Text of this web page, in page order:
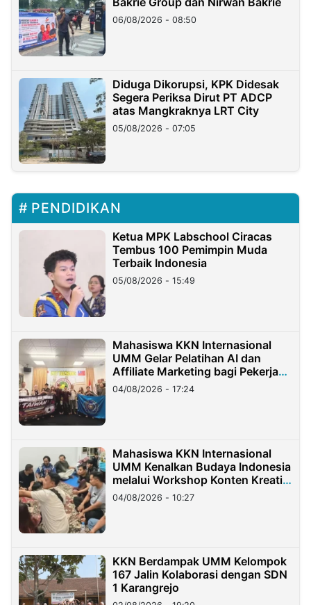
06/08/2026 - 08:50
Diduga Dikorupsi, KPK Didesak
Segera Periksa Dirut PT ADCP
atas Mangkraknya LRT City
05/08/2026 - 07:05
PENDIDIKAN
Ketua MPK Labschool Ciracas
Tembus 100 Pemimpin Muda
Terbaik Indonesia
05/08/2026 - 15:49
Mahasiswa KKN Internasional
UMM Gelar Pelatihan AI dan
Affiliate Marketing bagi Pekerja
Migran Indonesia di Taiwan
04/08/2026 - 17:24
Mahasiswa KKN Internasional
UMM Kenalkan Budaya Indonesia
melalui Workshop Konten Kreatif
di Taiwan
04/08/2026 - 10:27
KKN Berdampak UMM Kelompok
167 Jalin Kolaborasi dengan SDN
1 Karangrejo